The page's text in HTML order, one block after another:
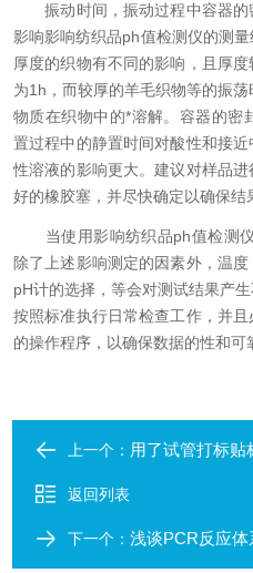
振动时间，振动过程中容器的
影响影响纺织品ph值检测仪的测
厚度的织物有不同的影响，且厚
为1h，而较厚的羊毛织物等的振
物质在织物中的*溶解。容器的密
置过程中的静置时间对酸性和接
性溶液的影响更大。建议对样品
好的橡胶塞，并尽快确定以确保结
当使用影响纺织品ph值检测仪
除了上述影响测定的因素外，温
pH计的选择，等会对测试结果产
按照标准执行日常检查工作，并
的操作程序，以确保数据的性和可
上一个： 用了试管打标
返回列表
下一个：浅谈PCR反应体